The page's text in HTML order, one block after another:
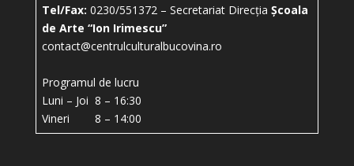
Tel/Fax: 0230/551372 – Secretariat Direcția Școala
de Arte “Ion Irimescu”
contact@centrulculturalbucovina.ro
Programul de lucru
Luni – Joi 8 – 16:30
Vineri 8 – 14:00